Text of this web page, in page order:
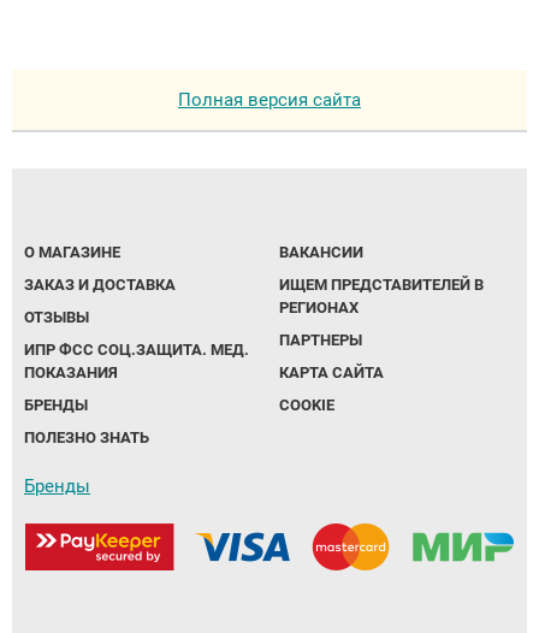
Полная версия сайта
О МАГАЗИНЕ
ЗАКАЗ И ДОСТАВКА
ОТЗЫВЫ
ИПР ФСС СОЦ.ЗАЩИТА. МЕД.
ПОКАЗАНИЯ
БРЕНДЫ
ПОЛЕЗНО ЗНАТЬ
ВАКАНСИИ
ИЩЕМ ПРЕДСТАВИТЕЛЕЙ В
РЕГИОНАХ
ПАРТНЕРЫ
КАРТА САЙТА
COOKIE
Бренды